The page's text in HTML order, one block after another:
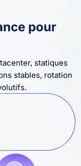
pour
statiques
stables, rotation